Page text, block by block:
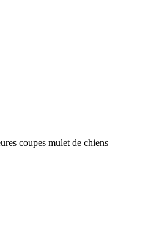
coupes mulet de chiens